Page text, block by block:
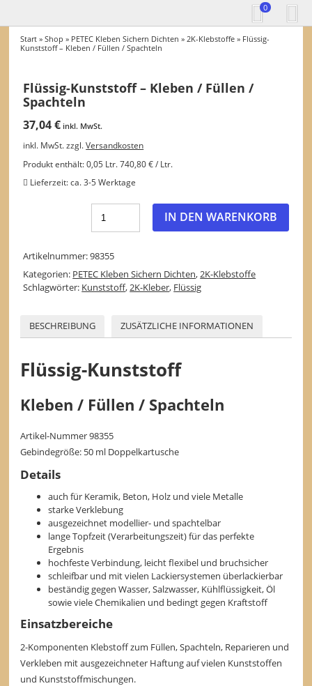
0
Start »Shop » PETEC Kleben Sichern Dichten » 2K-Klebstoffe » Flüssig-
Kunststoff – Kleben / Füllen / Spachteln
Flüssig-Kunststoff – Kleben / Füllen /
Spachteln
37,04€ inkl. MwSt.
inkl. MwSt. zzgl.Versandkosten
Produkt enthält: 0,05 Ltr. 740,80€/ Ltr.
Lieferzeit:ca. 3-5 Werktage
IN DEN WARENKORB
Artikelnummer:98355
Kategorien: PETEC Kleben Sichern Dichten,2K-Klebstoffe
Schlagwörter: Kunststoff,2K-Kleber, Flüssig
BESCHREIBUNG ZUSÄTZLICHE INFORMATIONEN
Flüssig-Kunststoff
Kleben / Füllen / Spachteln
Artikel-Nummer 98355
Gebindegröße: 50 ml Doppelkartusche
Details
auch für Keramik, Beton, Holz und viele Metalle
starke Verklebung
ausgezeichnet modellier- und spachtelbar
lange Topfzeit (Verarbeitungszeit) für das perfekte
Ergebnis
hochfeste Verbindung, leicht flexibel und bruchsicher
schleifbar und mit vielen Lackiersystemen überlackierbar
beständig gegen Wasser, Salzwasser, Kühlflüssigkeit, Öl
sowie viele Chemikalien und bedingt gegen Kraftstoff
Einsatzbereiche
2-Komponenten Klebstoff zum Füllen, Spachteln, Reparieren und
Verkleben mit ausgezeichneter Haftung auf vielen Kunststoffen
und Kunststoffmischungen.